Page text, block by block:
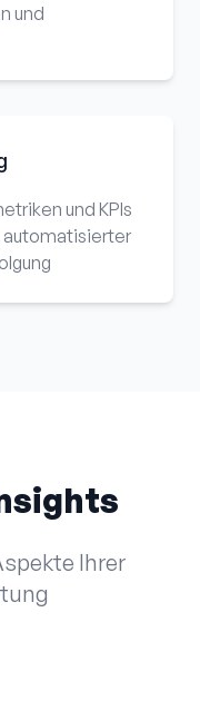
und
und KPIs
automatisierter
Ihrer